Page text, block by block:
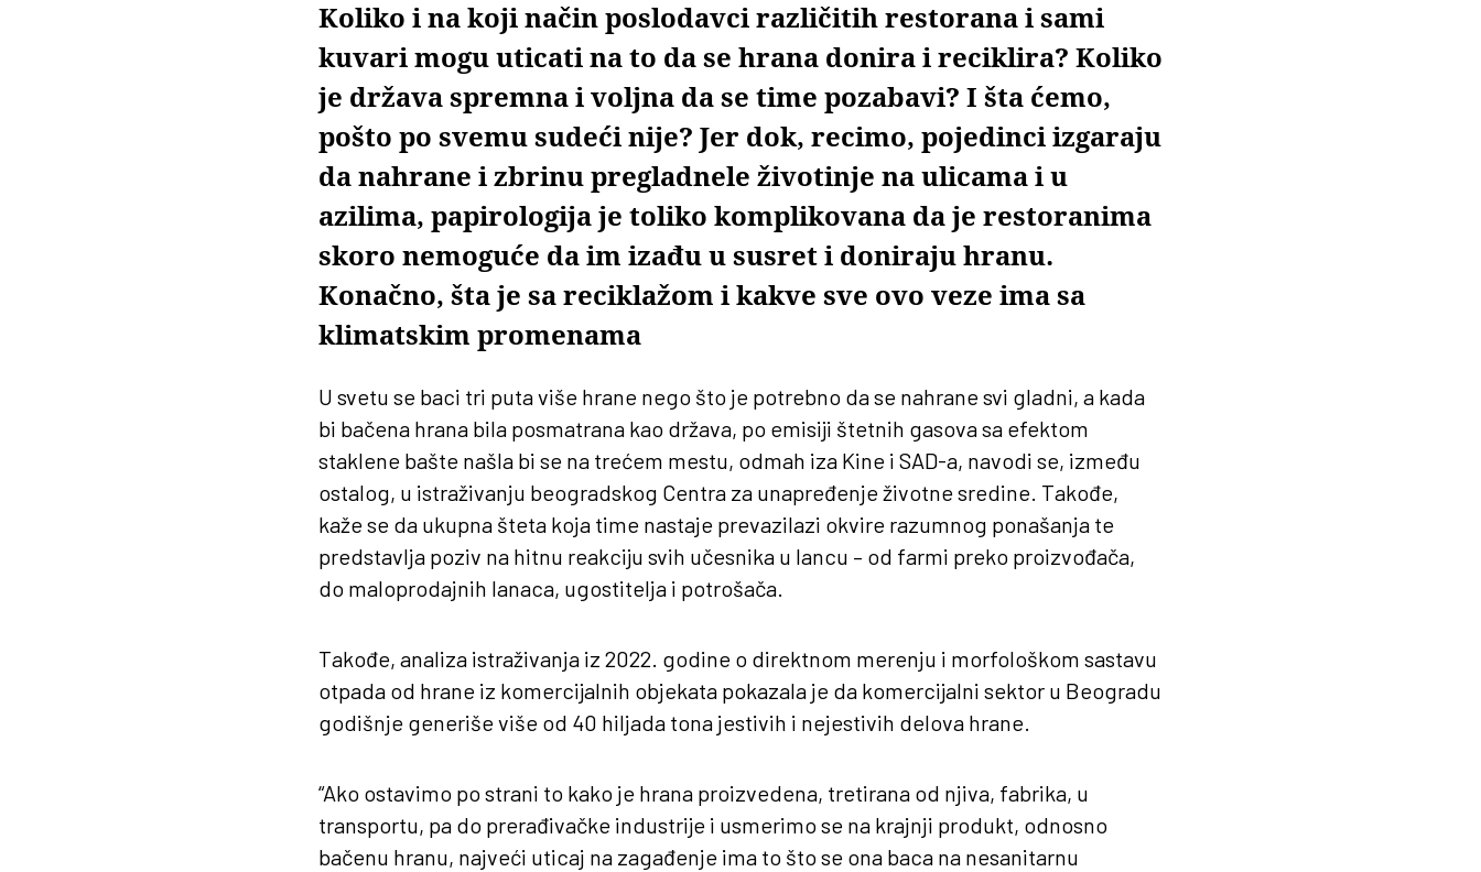
Koliko i na koji način poslodavci različitih restorana i sami
kuvari mogu uticati na to da se hrana donira i reciklira? Koliko
je država spremna i voljna da se time pozabavi? I šta ćemo,
pošto po svemu sudeći nije? Jer dok, recimo, pojedinci izgaraju
da nahrane i zbrinu pregladnele životinje na ulicama i u
azilima, papirologija je toliko komplikovana da je restoranima
skoro nemoguće da im izađu u susret i doniraju hranu.
Konačno, šta je sa reciklažom i kakve sve ovo veze ima sa
klimatskim promenama
U svetu se baci tri puta više hrane nego što je potrebno da se nahrane svi gladni, a kada
bi bačena hrana bila posmatrana kao država, po emisiji štetnih gasova sa efektom
staklene bašte našla bi se na trećem mestu, odmah iza Kine i SAD-a, navodi se, između
ostalog, u istraživanju beogradskog Centra za unapređenje životne sredine. Takođe,
kaže se da ukupna šteta koja time nastaje prevazilazi okvire razumnog ponašanja te
predstavlja poziv na hitnu reakciju svih učesnika u lancu – od farmi preko proizvođača,
do maloprodajnih lanaca, ugostitelja i potrošača.
Takođe, analiza istraživanja iz 2022. godine o direktnom merenju i morfološkom sastavu
otpada od hrane iz komercijalnih objekata pokazala je da komercijalni sektor u Beogradu
godišnje generiše više od 40 hiljada tona jestivih i nejestivih delova hrane.
“Ako ostavimo po strani to kako je hrana proizvedena, tretirana od njiva, fabrika, u
transportu, pa do prerađivačke industrije i usmerimo se na krajnji produkt, odnosno
bačenu hranu, najveći uticaj na zagađenje ima to što se ona baca na nesanitarnu